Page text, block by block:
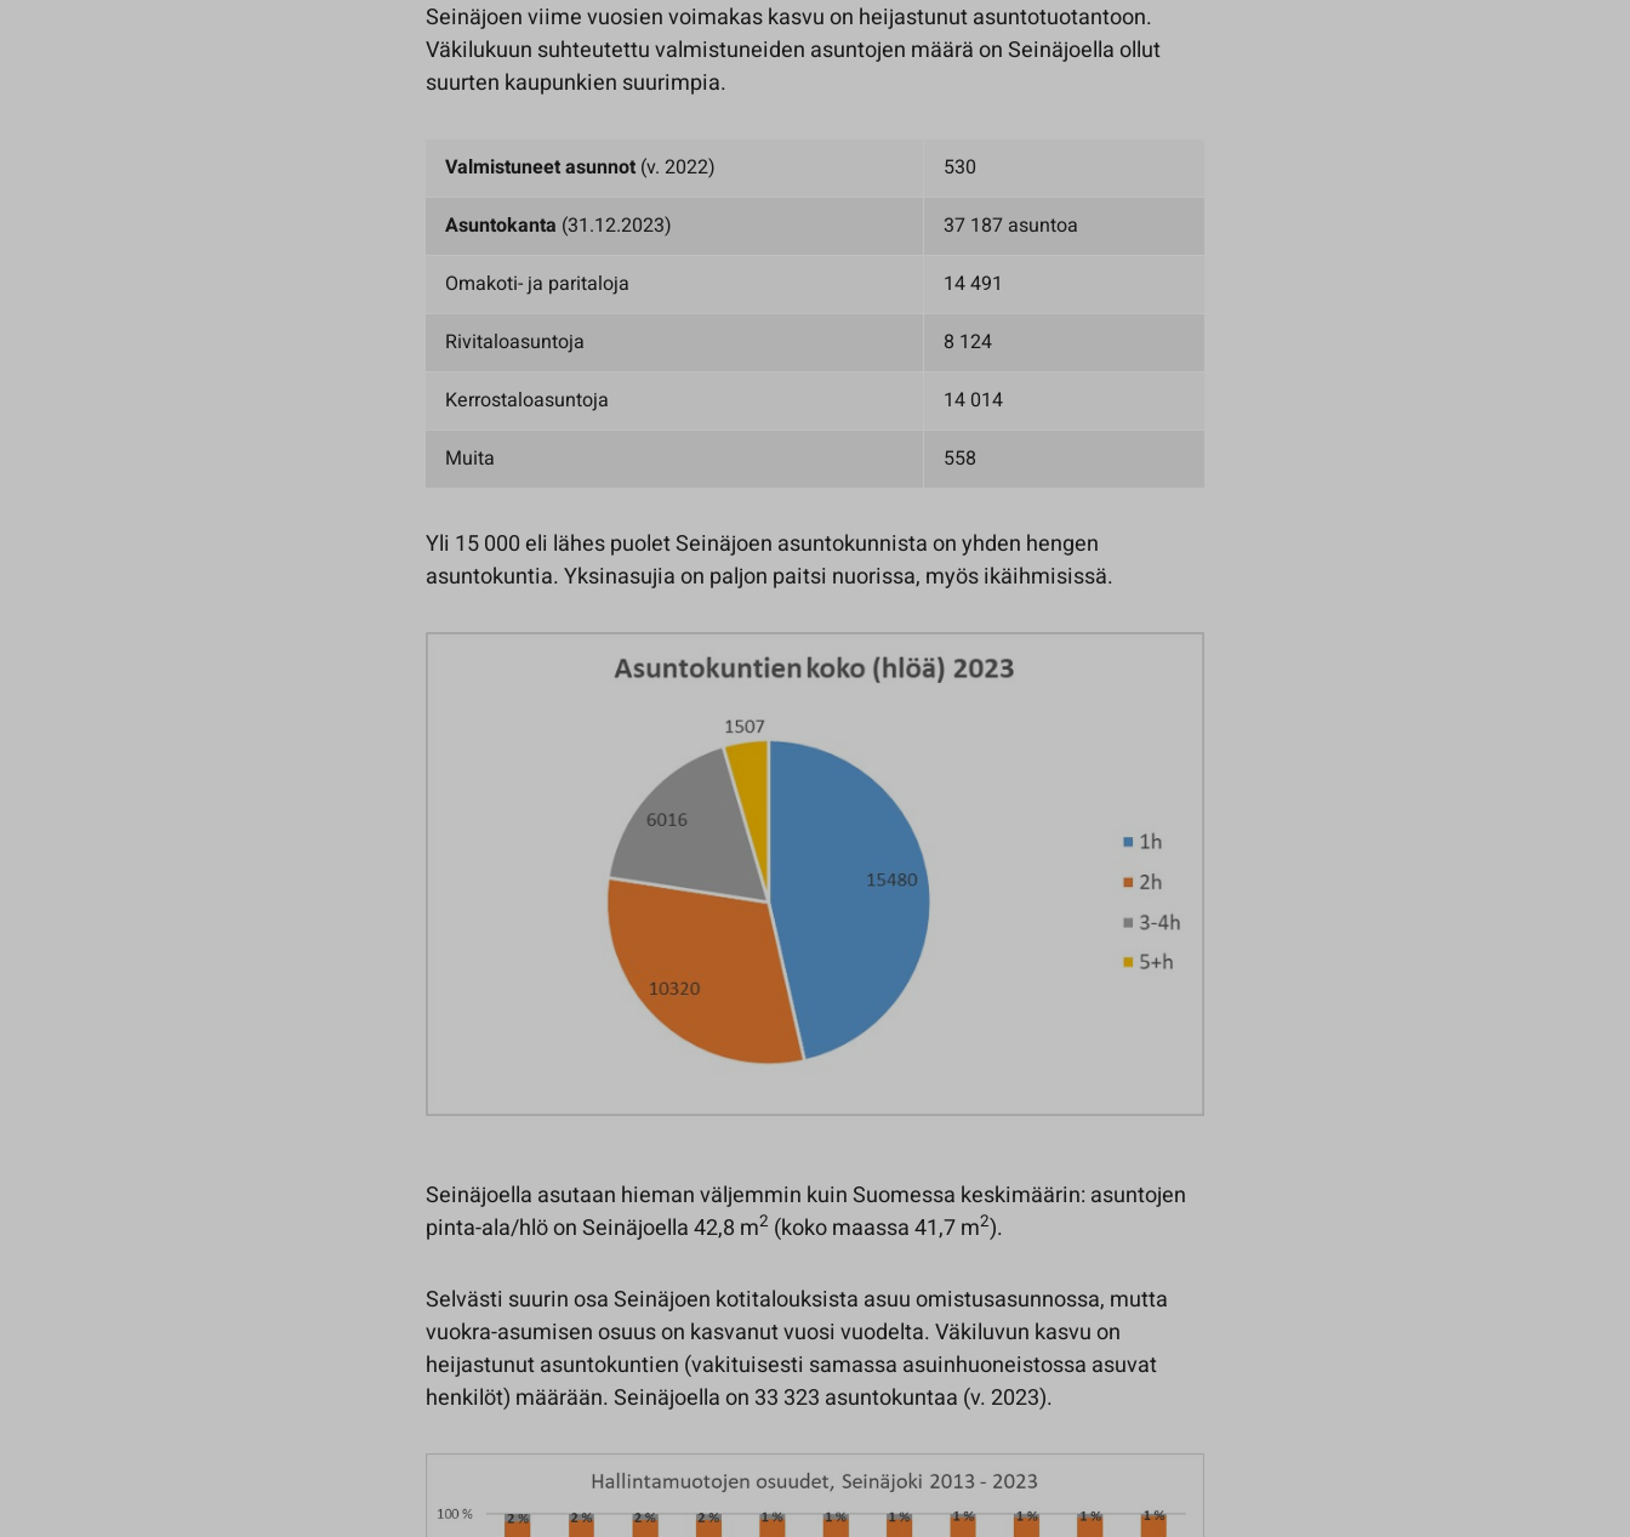
Seinäjoen viime vuosien voimakas kasvu on heijastunut asuntotuotantoon.
Väkilukuun suhteutettu valmistuneiden asuntojen määrä on Seinäjoella ollut
suurten kaupunkien suurimpia.
Valmistuneet asunnot (v. 2022)
530
Asuntokanta (31.12.2023)
37 187 asuntoa
Omakoti- ja paritaloja
14 491
Rivitaloasuntoja
8 124
Kerrostaloasuntoja
14 014
Muita
558
Yli 15 000 eli lähes puolet Seinäjoen asuntokunnista on yhden hengen
asuntokuntia. Yksinasujia on paljon paitsi nuorissa, myös ikäihmisissä.
Seinäjoella asutaan hieman väljemmin kuin Suomessa keskimäärin: asuntojen
pinta-ala/hlö on Seinäjoella 42,8 m2 (koko maassa 41,7 m2).
Selvästi suurin osa Seinäjoen kotitalouksista asuu omistusasunnossa, mutta
vuokra-asumisen osuus on kasvanut vuosi vuodelta. Väkiluvun kasvu on
heijastunut asuntokuntien (vakituisesti samassa asuinhuoneistossa asuvat
henkilöt) määrään. Seinäjoella on 33 323 asuntokuntaa (v. 2023).